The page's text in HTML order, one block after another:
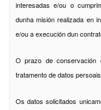
interesadas e/ou o
dunha misión realizada en
e/ou a execución dun
O prazo de conservación
tratamento de datos
Os datos solicitados